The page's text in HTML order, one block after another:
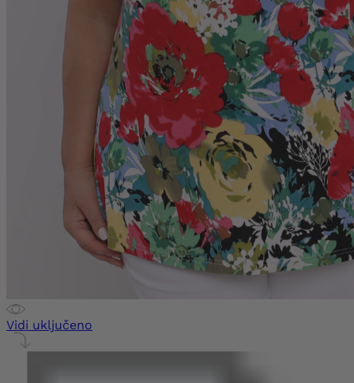
Vidi uključeno